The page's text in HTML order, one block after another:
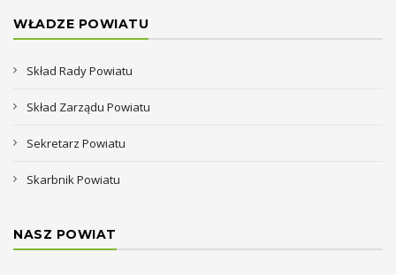
WŁADZE POWIATU
Skład Rady Powiatu
Skład Zarządu Powiatu
Sekretarz Powiatu
Skarbnik Powiatu
NASZ POWIAT